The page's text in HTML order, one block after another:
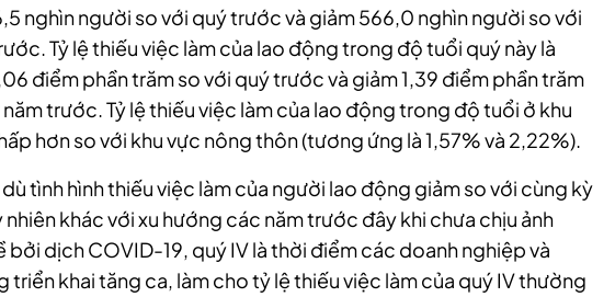
nghìn người so với quý trước và giảm 566,0 nghìn người so với
Tỷ lệ thiếu việc làm của lao động trong độ tuổi quý này là
điểm phần trăm so với quý trước và giảm 1,39 điểm phần trăm
trước. Tỷ lệ thiếu việc làm của lao động trong độ tuổi ở khu
hơn so với khu vực nông thôn (tương ứng là 1,57% và 2,22%).
tình hình thiếu việc làm của người lao động giảm so với cùng kỳ
khác với xu hướng các năm trước đây khi chưa chịu ảnh
bởi dịch COVID-19, quý IV là thời điểm các doanh nghiệp và
triển khai tăng ca, làm cho tỷ lệ thiếu việc làm của quý IV thường